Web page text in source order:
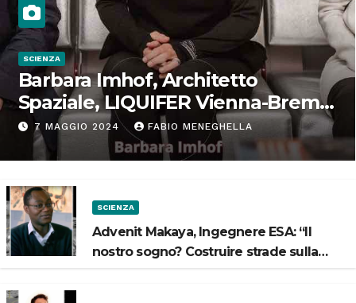
SCIENZA
Barbara Imhof, Architetto
Spaziale, LIQUIFER Vienna-Brema:
“Progettiamo habitat per lo
Spazio”
7 MAGGIO 2024 FABIO MENEGHELLA
SCIENZA
Advenit Makaya, Ingegnere ESA: “Il
nostro sogno? Costruire strade sulla